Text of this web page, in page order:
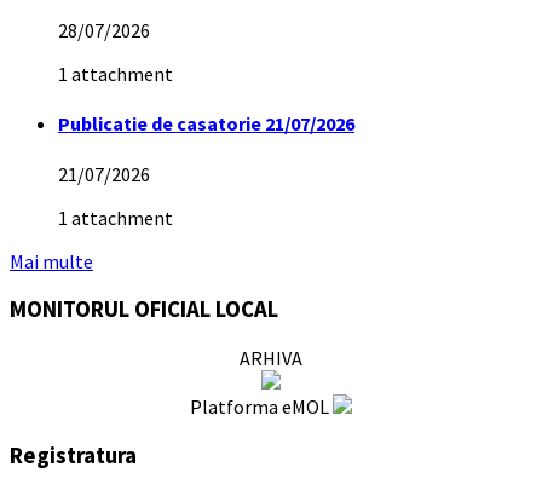
28/07/2026
1 attachment
Publicatie de casatorie 21/07/2026
21/07/2026
1 attachment
Mai multe
MONITORUL OFICIAL LOCAL
ARHIVA
Platforma eMOL
Registratura